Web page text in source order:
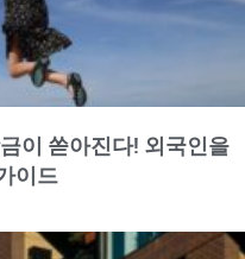
이 쏟아진다! 외국인을
이드